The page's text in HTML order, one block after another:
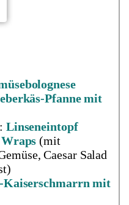
Pfanne mit
Linseneintopf
(mit
Caesar Salad
Kaiserschmarrn mit